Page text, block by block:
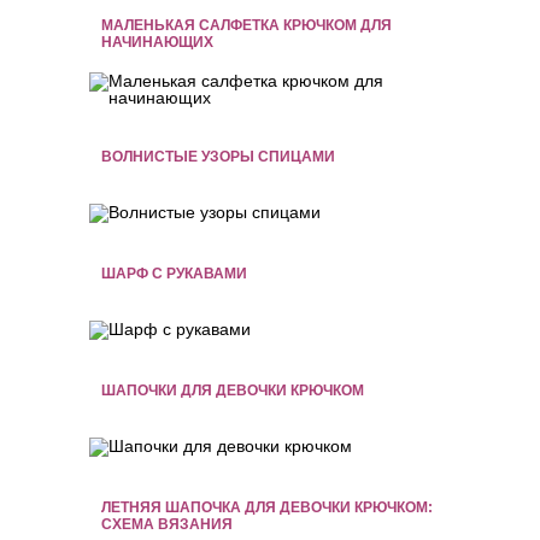
МАЛЕНЬКАЯ САЛФЕТКА КРЮЧКОМ ДЛЯ
НАЧИНАЮЩИХ
ВОЛНИСТЫЕ УЗОРЫ СПИЦАМИ
ШАРФ С РУКАВАМИ
ШАПОЧКИ ДЛЯ ДЕВОЧКИ КРЮЧКОМ
ЛЕТНЯЯ ШАПОЧКА ДЛЯ ДЕВОЧКИ КРЮЧКОМ:
СХЕМА ВЯЗАНИЯ